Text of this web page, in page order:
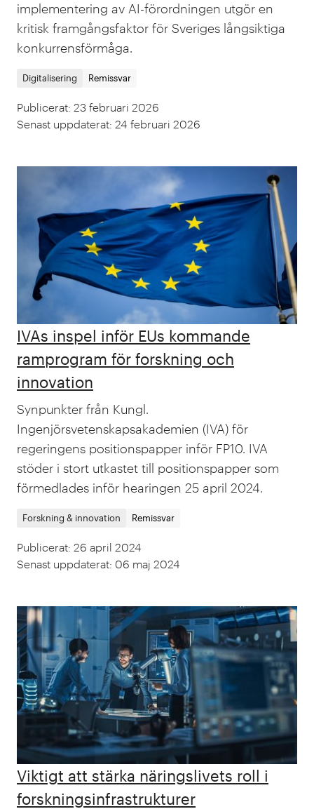
implementering av AI-förordningen utgör en
kritisk framgångsfaktor för Sveriges långsiktiga
konkurrensförmåga.
Digitalisering Remissvar
Publicerat: 23 februari 2026
Senast uppdaterat: 24 februari 2026
IVAs inspel inför EUs kommande
ramprogram för forskning och
innovation
Synpunkter från Kungl.
Ingenjörsvetenskapsakademien (IVA) för
regeringens positionspapper inför FP10. IVA
stöder i stort utkastet till positionspapper som
förmedlades inför hearingen 25 april 2024.
Forskning & innovation Remissvar
Publicerat: 26 april 2024
Senast uppdaterat: 06 maj 2024
Viktigt att stärka näringslivets roll i
forskningsinfrastrukturer